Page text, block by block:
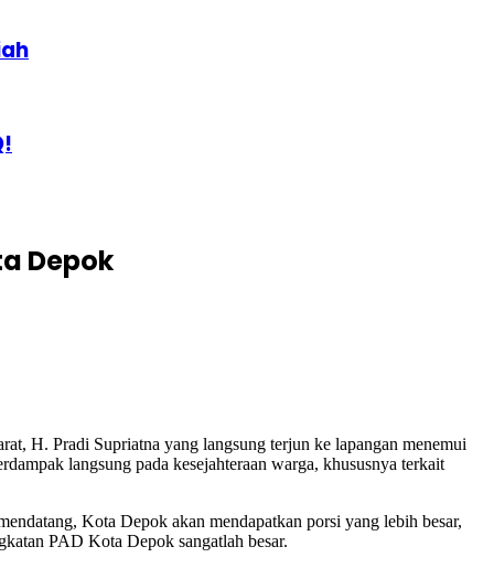
Depok
H. Pradi Supriatna yang langsung terjun ke lapangan menemui
langsung pada kesejahteraan warga, khususnya terkait
Kota Depok akan mendapatkan porsi yang lebih besar,
PAD Kota Depok sangatlah besar.